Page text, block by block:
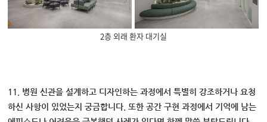
2층 외래 환자 대기실
11. 병원 신관을 설계하고 디자인하는 과정에서 특별히 강조하거나 요청
하신 사항이 있었는지 궁금합니다. 또한 공간 구현 과정에서 기억에 남는